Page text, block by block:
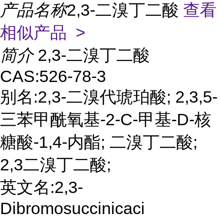
产品名称2,3-二溴丁二酸 查看
相似产品 >
简介 2,3-二溴丁二酸
CAS:526-78-3
别名:2,3-二溴代琥珀酸; 2,3,5-
三苯甲酰氧基-2-C-甲基-D-核
糖酸-1,4-内酯; 二溴丁二酸;
2,3二溴丁二酸;
英文名:2,3-
Dibromosuccinicaci